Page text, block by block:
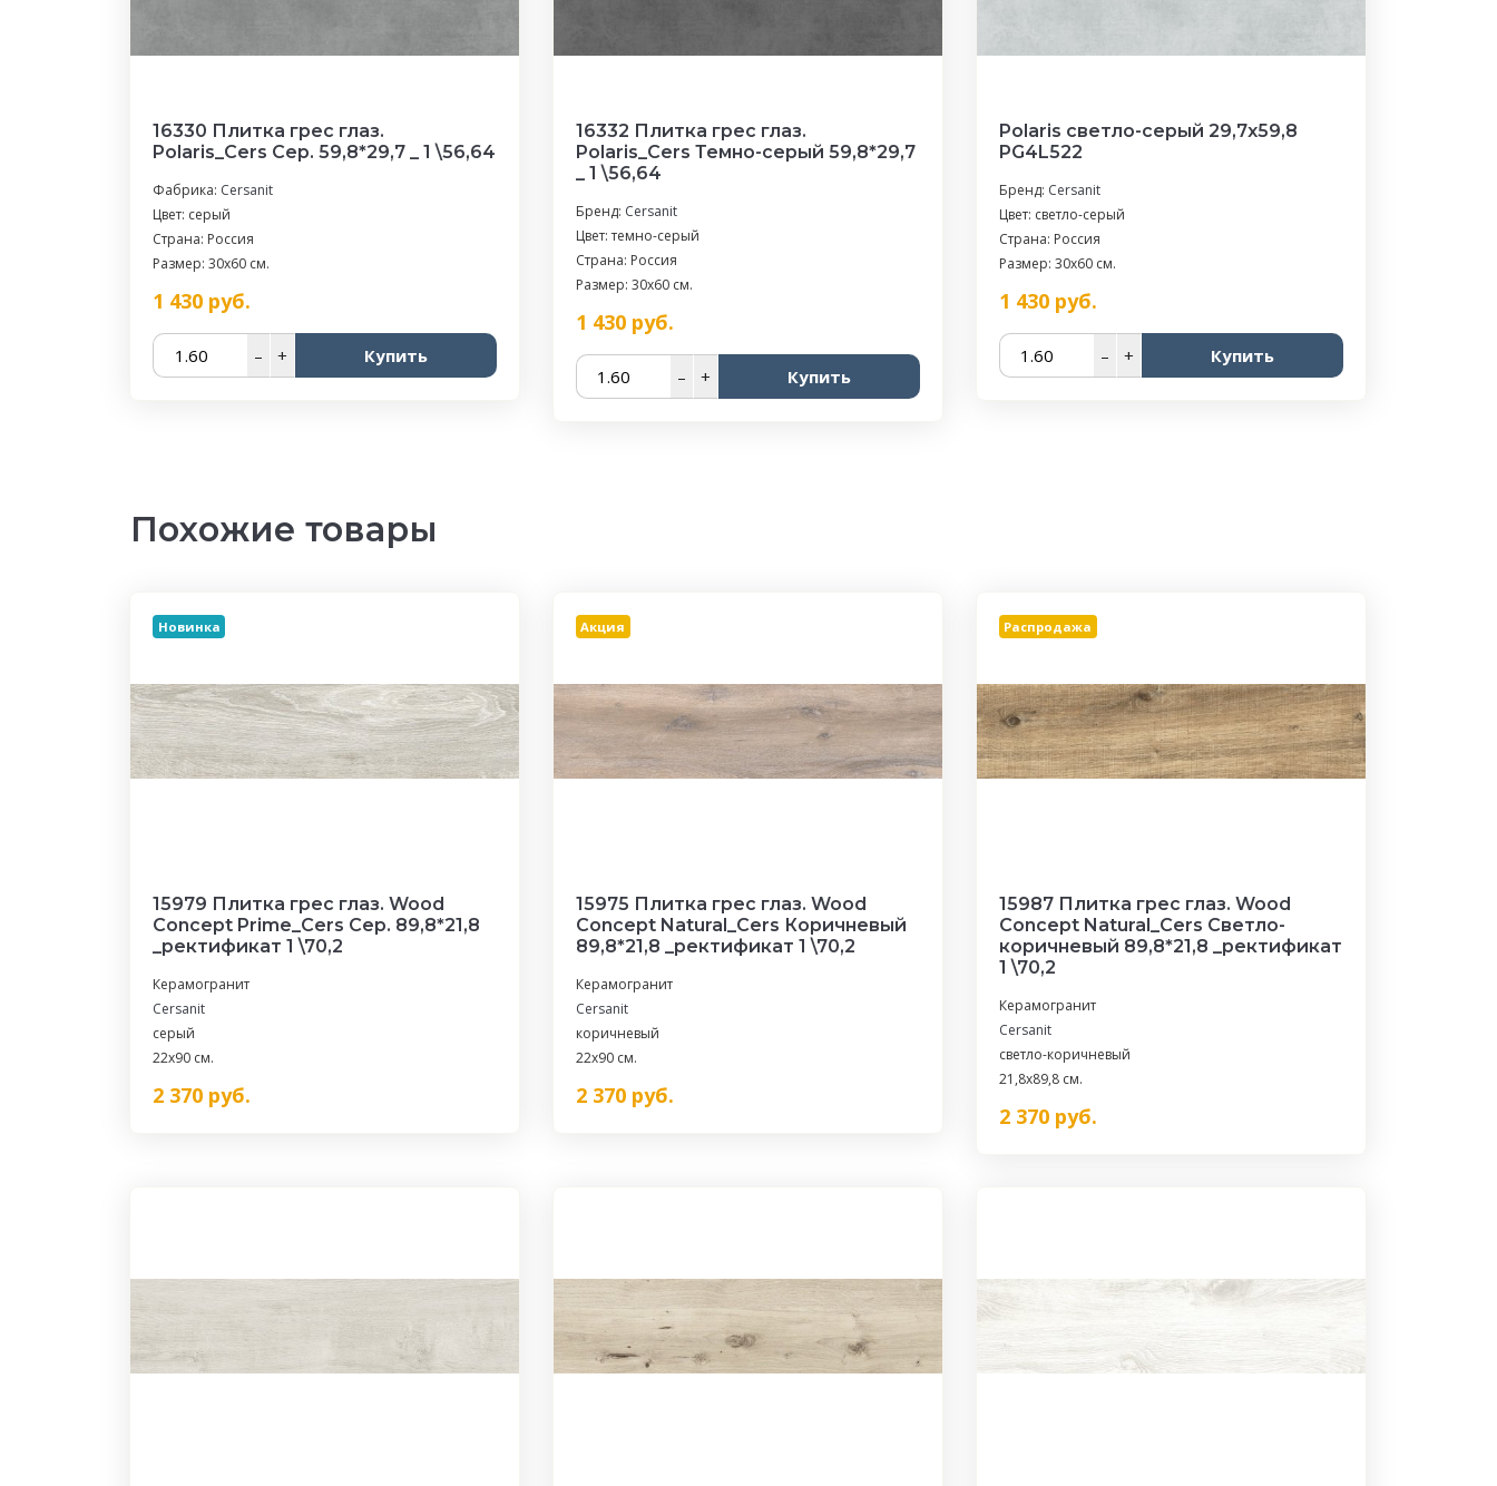
16330 Плитка грес глаз.
Polaris_Cers Сер. 59,8*29,7 _ 1 \56,64
Фабрика: Cersanit
Цвет: серый
Страна: Россия
Размер: 30x60 см.
1 430 руб.
– + Купить
16332 Плитка грес глаз.
Polaris_Cers Темно-серый 59,8*29,7
_ 1 \56,64
Бренд: Cersanit
Цвет: темно-серый
Страна: Россия
Размер: 30x60 см.
1 430руб.
– + Купить
Polaris светло-серый 29,7x59,8
PG4L522
Бренд: Cersanit
Цвет: светло-серый
Страна: Россия
Размер: 30x60 см.
1 430руб.
– + Купить
Похожие товары
Новинка
15979 Плитка грес глаз. Wood
Concept Prime_Cers Сер. 89,8*21,8
_ректификат 1 \70,2
Керамогранит
Cersanit
серый
22x90 см.
2 370 руб.
Акция
15975 Плитка грес глаз. Wood
Concept Natural_Cers Коричневый
89,8*21,8 _ректификат 1 \70,2
Керамогранит
Cersanit
коричневый
22x90 см.
2 370руб.
Распродажа
15987 Плитка грес глаз. Wood
Concept Natural_Cers Светло-
коричневый 89,8*21,8 _ректификат
1 \70,2
Керамогранит
Cersanit
светло-коричневый
21,8x89,8 см.
2 370руб.